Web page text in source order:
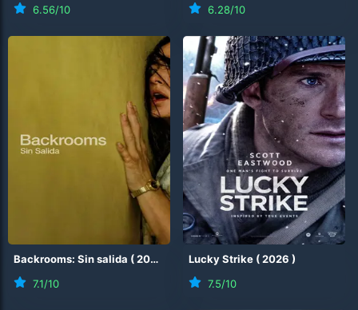
6.56/10
6.28/10
Backrooms: Sin salida (2026
7.1/10
Lucky Strike (2026 )
7.5/10